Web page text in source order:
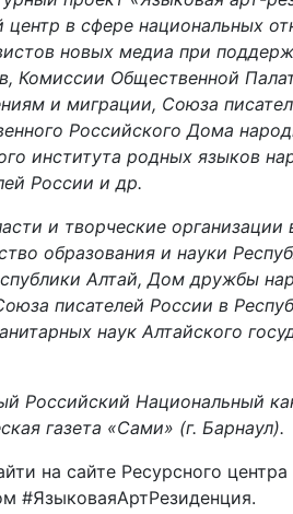
в сфере национальных
новых медиа при
Комиссии Общественной
и миграции, Союза
Российского Дома
института родных языков
России и др.
и творческие организации
образования и науки
Алтай, Дом дружбы
писателей России в
наук Алтайского
Российский Национальный
газета «Сами» (г. Барнаул).
на сайте Ресурсного центра
#ЯзыковаяАртРезиденция.